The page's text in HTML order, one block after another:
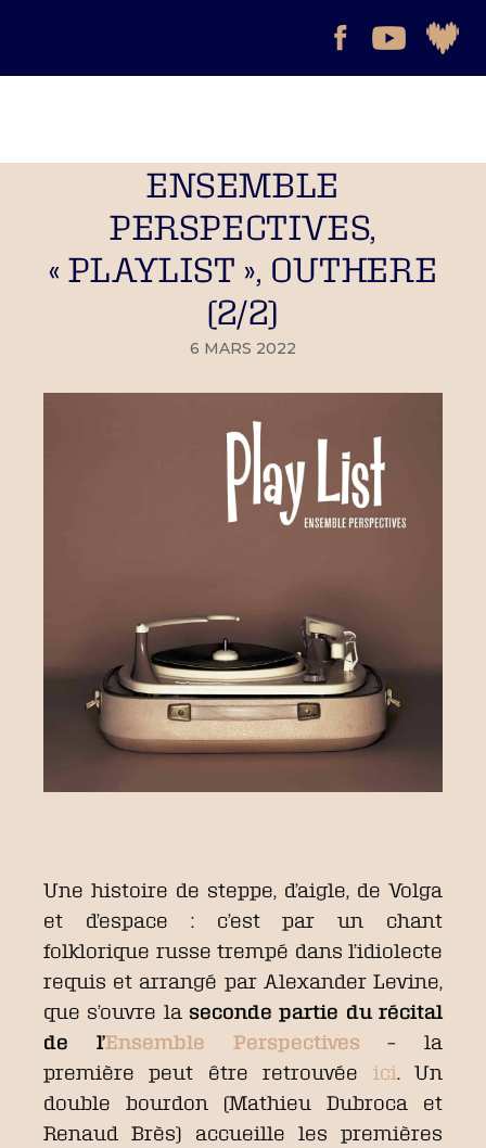
ENSEMBLE
PERSPECTIVES,
« PLAYLIST », OUTHERE
(2/2)
6 MARS 2022
Une histoire de steppe, d’aigle, de Volga
et d’espace : c’est par un chant
folklorique russe trempé dans l’idiolecte
requis et arrangé par Alexander Levine,
que s’ouvre la seconde partie du récital
de l’Ensemble Perspectives – la
première peut être retrouvée ici. Un
double bourdon (Mathieu Dubroca et
Renaud Brès) accueille les premières